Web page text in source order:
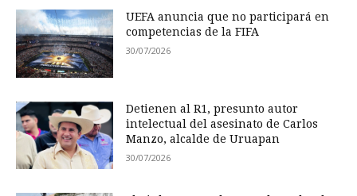
UEFA anuncia que no participará en
competencias de la FIFA
30/07/2026
Detienen al R1, presunto autor
intelectual del asesinato de Carlos
Manzo, alcalde de Uruapan
30/07/2026